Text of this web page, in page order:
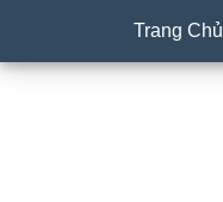
Trang Chủ